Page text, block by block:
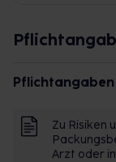
Pflichtangaben
Zu Risiken
Arzt oder